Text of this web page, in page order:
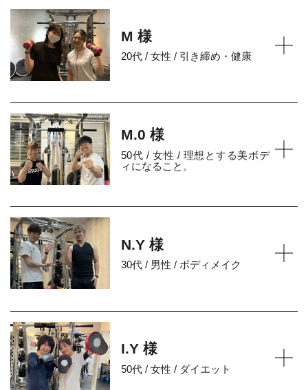
M 様
20代 / 女性 / 引き締め・健康
M.0 様
50代 / 女性 / 理想とする美ボデ
ィになること。
N.Y 様
30代 / 男性 / ボディメイク
I.Y 様
50代 / 女性 / ダイエット